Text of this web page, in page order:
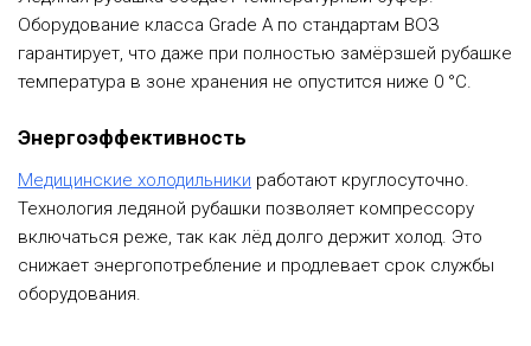
Оборудование класса Grade A по стандартам ВОЗ
гарантирует, что даже при полностью замёрзшей рубашке
температура в зоне хранения не опустится ниже 0 °C.
Энергоэффективность
Медицинские холодильники работают круглосуточно.
Технология ледяной рубашки позволяет компрессору
включаться реже, так как лёд долго держит холод. Это
снижает энергопотребление и продлевает срок службы
оборудования.